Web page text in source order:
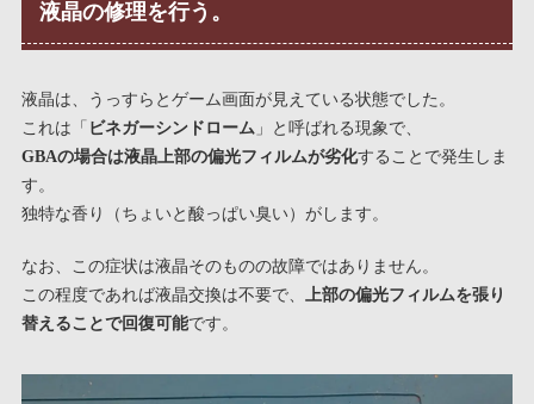
液晶の修理を行う。
液晶は、うっすらとゲーム画面が見えている状態でした。
これは「 ビネガーシンドローム 」と呼ばれる現象で、
GBAの場合は液晶上部の偏光フィルムが劣化することで発生しま
す。
独特な香り（ちょいと酸っぱい臭い）がします。
なお、この症状は液晶そのものの故障ではありません。
この程度であれば液晶交換は不要で、
上部の偏光フィルムを張り
替えることで回復可能です。